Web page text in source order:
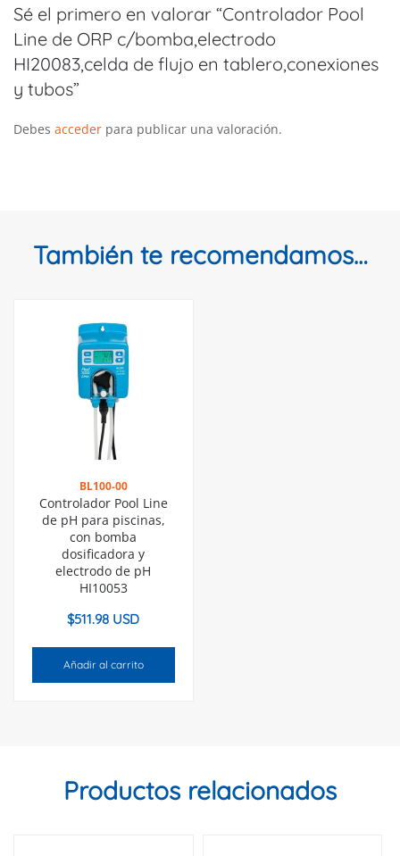
Sé el primero en valorar “Controlador Pool
Line de ORP c/bomba,electrodo
HI20083,celda de flujo en tablero,conexiones
y tubos”
Debes acceder para publicar una valoración.
También te recomendamos…
BL100-00
Controlador Pool Line
de pH para piscinas,
con bomba
dosificadora y
electrodo de pH
HI10053
$511.98 USD
Añadir al carrito
Productos relacionados